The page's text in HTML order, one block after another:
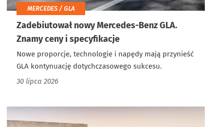
MERCEDES / GLA
Zadebiutował nowy Mercedes-Benz GLA.
Znamy ceny i specyfikacje
Nowe proporcje, technologie i napędy mają przynieść
GLA kontynuację dotychczasowego sukcesu.
30 lipca 2026